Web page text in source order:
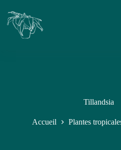
Tillandsia
Accueil Plantes